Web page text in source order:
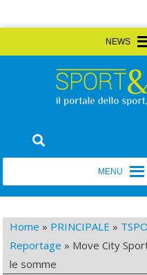
to
Sport&Impianti
Home » PRINCIPALE »
Reportage » Move City
le somme